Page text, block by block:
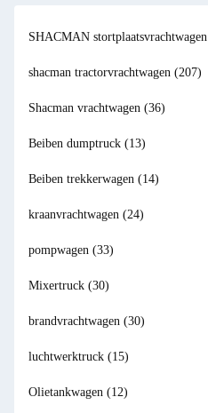
SHACMAN stortplaatsvrachtwagen
shacman tractorvrachtwagen (207)
Shacman vrachtwagen (36)
Beiben dumptruck (13)
Beiben trekkerwagen (14)
kraanvrachtwagen (24)
pompwagen (33)
Mixertruck (30)
brandvrachtwagen (30)
luchtwerktruck (15)
Olietankwagen (12)